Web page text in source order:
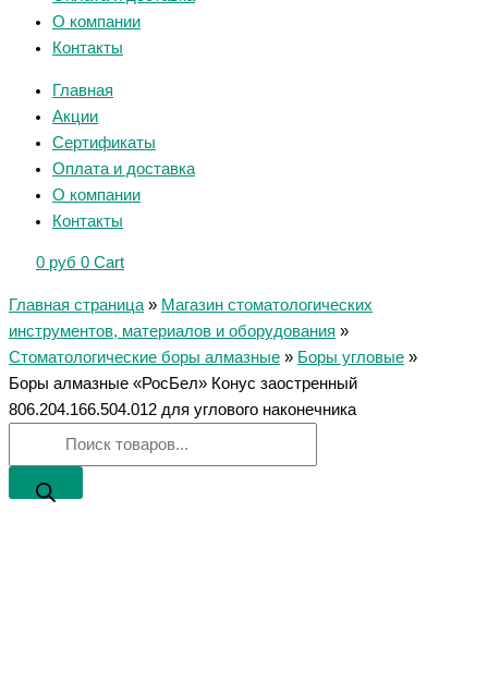
О компании
Контакты
Главная
Акции
Сертификаты
Оплата и доставка
О компании
Контакты
0 руб 0 Cart
Главная страница » Магазин стоматологических
инструментов, материалов и оборудования »
Стоматологические боры алмазные » Боры угловые »
Боры алмазные «РосБел» Конус заостренный
806.204.166.504.012 для углового наконечника